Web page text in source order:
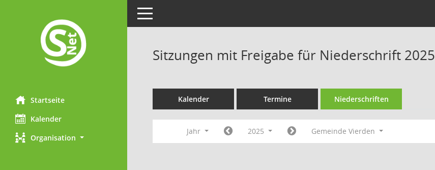
Startseite
Kalender
Organisation
Toggle navigation
Sitzungen mit Freigabe für Niederschrift 2025
Kalender Termine Niederschriften
Jahr 2025 Gemeinde Vierden